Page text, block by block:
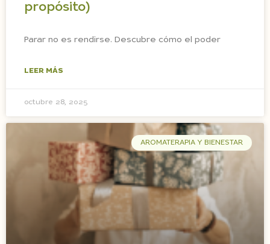
propósito)
Parar no es rendirse. Descubre cómo el poder
LEER MÁS
octubre 28, 2025
AROMATERAPIA Y BIENESTAR